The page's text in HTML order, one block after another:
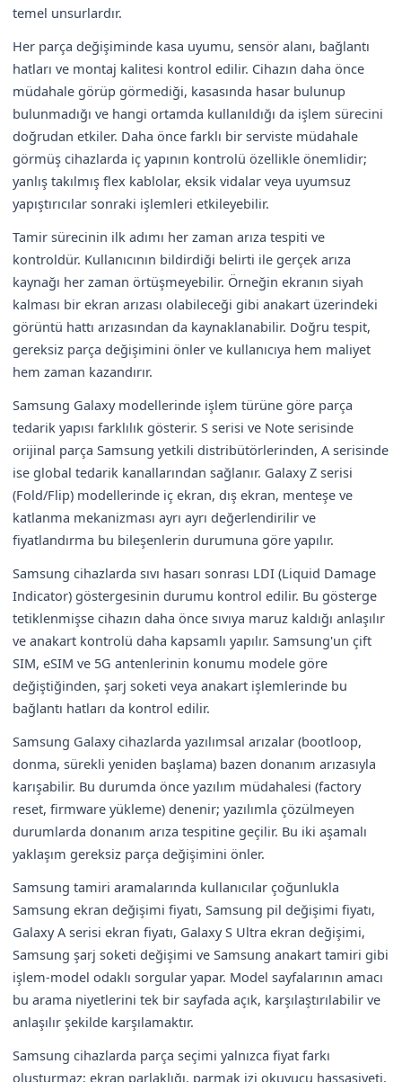
temel unsurlardır.
Her parça değişiminde kasa uyumu, sensör alanı, bağlantı
hatları ve montaj kalitesi kontrol edilir. Cihazın daha önce
müdahale görüp görmediği, kasasında hasar bulunup
bulunmadığı ve hangi ortamda kullanıldığı da işlem sürecini
doğrudan etkiler. Daha önce farklı bir serviste müdahale
görmüş cihazlarda iç yapının kontrolü özellikle önemlidir;
yanlış takılmış flex kablolar, eksik vidalar veya uyumsuz
yapıştırıcılar sonraki işlemleri etkileyebilir.
Tamir sürecinin ilk adımı her zaman arıza tespiti ve
kontroldür. Kullanıcının bildirdiği belirti ile gerçek arıza
kaynağı her zaman örtüşmeyebilir. Örneğin ekranın siyah
kalması bir ekran arızası olabileceği gibi anakart üzerindeki
görüntü hattı arızasından da kaynaklanabilir. Doğru tespit,
gereksiz parça değişimini önler ve kullanıcıya hem maliyet
hem zaman kazandırır.
Samsung Galaxy modellerinde işlem türüne göre parça
tedarik yapısı farklılık gösterir. S serisi ve Note serisinde
orijinal parça Samsung yetkili distribütörlerinden, A serisinde
ise global tedarik kanallarından sağlanır. Galaxy Z serisi
(Fold/Flip) modellerinde iç ekran, dış ekran, menteşe ve
katlanma mekanizması ayrı ayrı değerlendirilir ve
fiyatlandırma bu bileşenlerin durumuna göre yapılır.
Samsung cihazlarda sıvı hasarı sonrası LDI (Liquid Damage
Indicator) göstergesinin durumu kontrol edilir. Bu gösterge
tetiklenmişse cihazın daha önce sıvıya maruz kaldığı anlaşılır
ve anakart kontrolü daha kapsamlı yapılır. Samsung'un çift
SIM, eSIM ve 5G antenlerinin konumu modele göre
değiştiğinden, şarj soketi veya anakart işlemlerinde bu
bağlantı hatları da kontrol edilir.
Samsung Galaxy cihazlarda yazılımsal arızalar (bootloop,
donma, sürekli yeniden başlama) bazen donanım arızasıyla
karışabilir. Bu durumda önce yazılım müdahalesi (factory
reset, firmware yükleme) denenir; yazılımla çözülmeyen
durumlarda donanım arıza tespitine geçilir. Bu iki aşamalı
yaklaşım gereksiz parça değişimini önler.
Samsung tamiri aramalarında kullanıcılar çoğunlukla
Samsung ekran değişimi fiyatı, Samsung pil değişimi fiyatı,
Galaxy A serisi ekran fiyatı, Galaxy S Ultra ekran değişimi,
Samsung şarj soketi değişimi ve Samsung anakart tamiri gibi
işlem-model odaklı sorgular yapar. Model sayfalarının amacı
bu arama niyetlerini tek bir sayfada açık, karşılaştırılabilir ve
anlaşılır şekilde karşılamaktır.
Samsung cihazlarda parça seçimi yalnızca fiyat farkı
oluşturmaz; ekran parlaklığı, parmak izi okuyucu hassasiyeti,